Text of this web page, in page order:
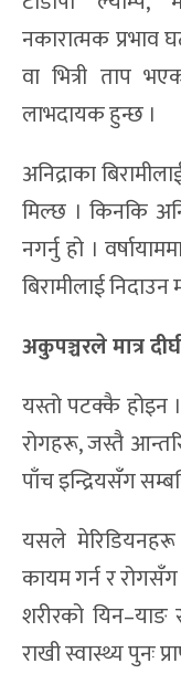
नकारात्मक प्रभाव
वा भित्री ताप
लाभदायक हुन्छ ।
अनिद्राका
मिल्छ । किनकि
नगर्नु हो ।
बिरामीलाई निदाउन
अकुपञ्चरले मात्र
यस्तो पटक्कै होइन ।
रोगहरू, जस्तै
पाँच इन्द्रियसँग
यसले
कायम गर्न र
शरीरको
राखी स्वास्थ्य पुनः